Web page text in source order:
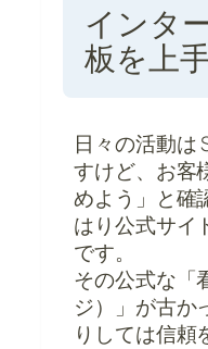
インタ
板を上
日々の活動は
すけど、お客
めよう」と確
はり公式サイ
です。
その公式な「
ジ）」が古か
りしては信頼